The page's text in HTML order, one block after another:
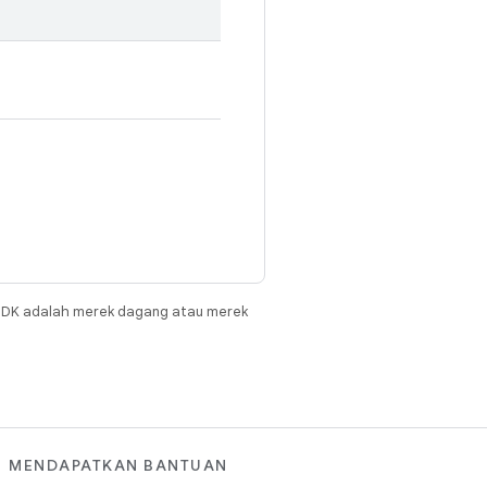
adalah merek dagang atau merek
MENDAPATKAN BANTUAN